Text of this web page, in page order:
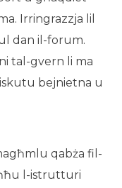
Irringrazzja lil
dan il-forum.
tal-gvern li ma
bejnietna u
qabża fil-
l-istrutturi